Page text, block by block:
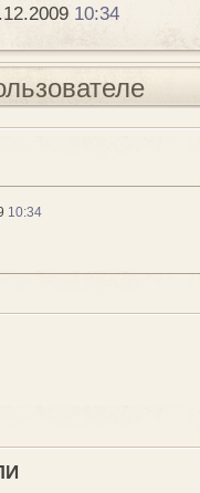
10:34
10:34